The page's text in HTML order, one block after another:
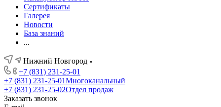
Сертификаты
Галерея
Новости
База знаний
...
Нижний Новгород
+7 (831) 231-25-01
+7 (831) 231-25-01Многоканальный
+7 (831) 231-25-02Отдел продаж
Заказать звонок